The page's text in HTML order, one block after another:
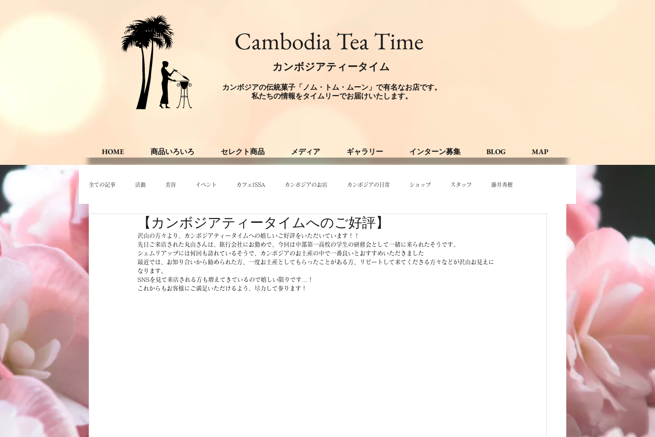
​Cambodia Tea Time
カンボジアティータイム
カンボジアの伝統菓子「ノム・トム・ムーン」で有名なお店です。
​私たちの情報をタイムリーでお届けいたします。
HOME 商品いろいろ セレクト商品 メディア ギャラリー インターン募集 BLOG MAP
全ての記事 活動 美容 イベント カフェISSA カンボジアのお店 カンボジアの日常 ショップ スタッフ 藤井秀樹
商品 ノムトムムーン
【カンボジアティータイムへのご好評】
沢山の方々より、カンボジアティータイムへの嬉しいご好評をいただいています！！
先日ご来店された丸山さんは、旅行会社にお勤めで、今回は中部第一高校の学生の研修会として一緒に来られたそうです。
シェムリアップには何回も訪れているそうで、カンボジアのお土産の中で一番良いとおすすめいただきました
最近では、お知り合いから勧められた方、一度お土産としてもらったことがある方、リピートして来てくださる方々などが沢山お見えに
なります。
SNSを見て来店される方も増えてきているので嬉しい限りです…！
これからもお客様にご満足いただけるよう、尽力して参ります！